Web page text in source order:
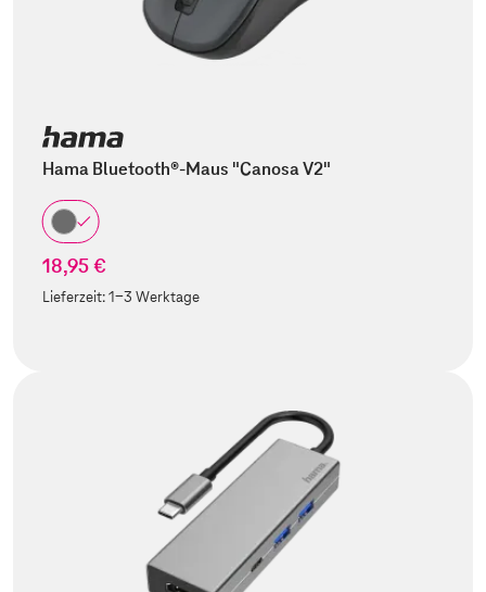
Hama Bluetooth®-Maus "Canosa V2"
18,95 €
Lieferzeit:1-3 Werktage